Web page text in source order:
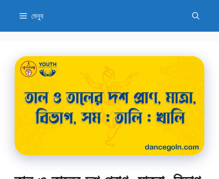
যান
মেন্যু